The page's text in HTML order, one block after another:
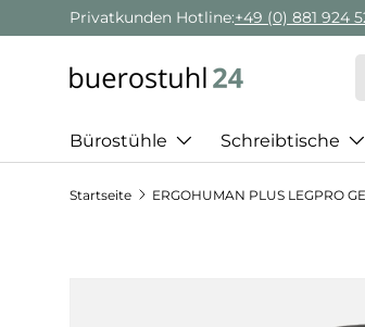
Direkt zum Inhalt
Privatkunden Hotline:+49 (0) 881 924
Bürostühle Schreibtische
Startseite